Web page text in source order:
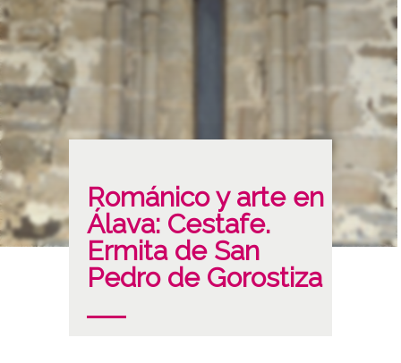
Románico y arte en
Álava: Cestafe.
Ermita de San
Pedro de Gorostiza